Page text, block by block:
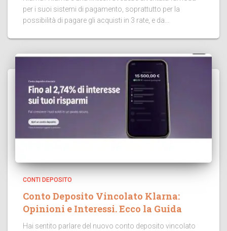
per i suoi sistemi di pagamento, soprattutto per la
possibilità di pagare gli acquisti in 3 rate, e da...
CONTI DEPOSITO
Conto Deposito Vincolato Klarna:
Opinioni e Interessi. Ecco la Guida
Hai sentito parlare del nuovo conto deposito vincolato